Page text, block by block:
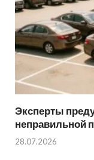
Эксперты
неправильной
28.07.2026